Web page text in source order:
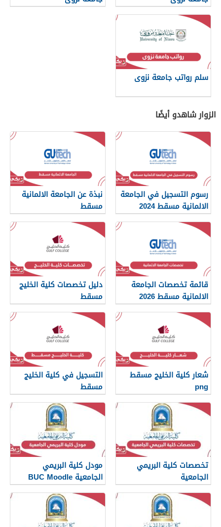
سلم رواتب جامعة نزوى
الزوار شاهدو أيضًا
رسوم التسجيل في الجامعة
الالمانية مسقط 2024
نبذة عن الجامعة الالمانية
مسقط
قائمة تخصصات الجامعة
الالمانية مسقط 2026
دليل تخصصات كلية الخليج
مسقط
شعار كلية الخليج مسقط
png
التسجيل في كلية الخليج
مسقط
تخصصات كلية البريمي
الجامعية
مودل كلية البريمي
الجامعية BUC Moodle